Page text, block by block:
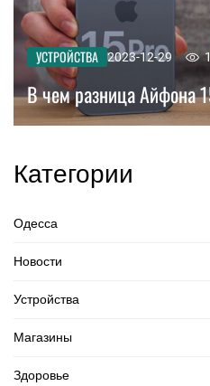
УСТРОЙСТВА 2023-12-29
В чем разница Айфона
Категории
Одесса
Новости
Устройства
Магазины
Здоровье